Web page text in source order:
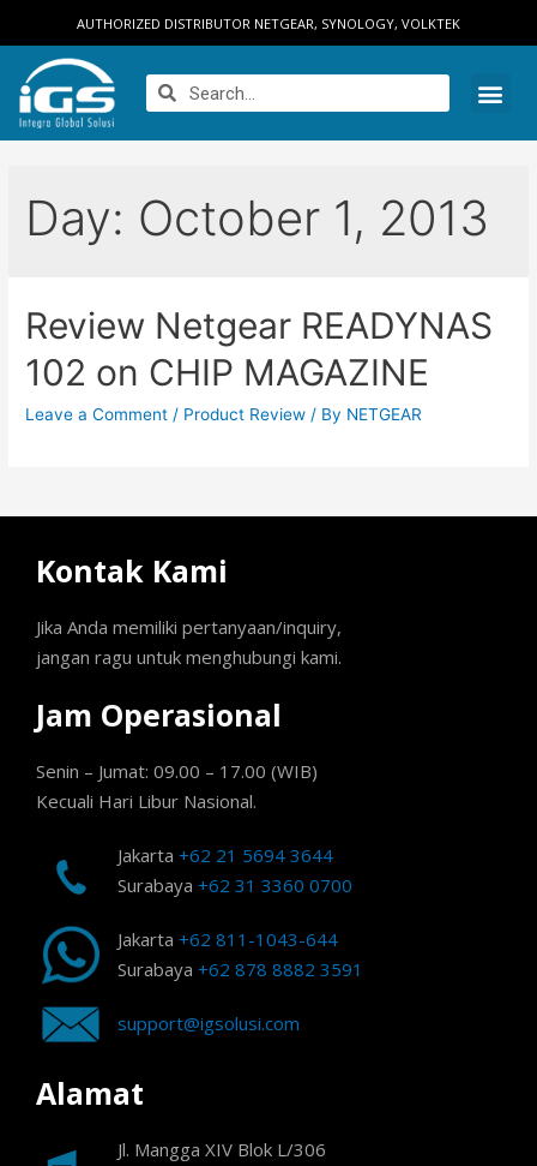
AUTHORIZED DISTRIBUTOR NETGEAR, SYNOLOGY, VOLKTEK
Day: October 1, 2013
Review Netgear READYNAS
102 on CHIP MAGAZINE
Leave a Comment / Product Review / By NETGEAR
Kontak Kami
Jika Anda memiliki pertanyaan/inquiry,
jangan ragu untuk menghubungi kami.
Jam Operasional
Senin – Jumat: 09.00 – 17.00 (WIB)
Kecuali Hari Libur Nasional.
Jakarta +62 21 5694 3644
Surabaya +62 31 3360 0700
Jakarta +62 811-1043-644
Surabaya +62 878 8882 3591
support@igsolusi.com
Alamat
Jl. Mangga XIV Blok L/306